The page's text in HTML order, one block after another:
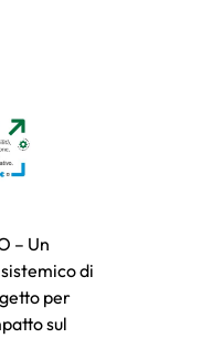
– Un
di
per
sul